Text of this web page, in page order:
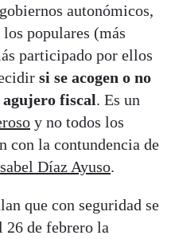
autonómicos,
populares (más
participado por ellos
si se acogen o no
agujero fiscal. Es un
y no todos los
con la contundencia de
Díaz Ayuso.
que con seguridad se
26 de febrero la